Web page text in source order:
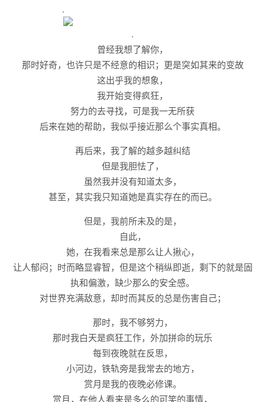
.
.
曾经我想了解你，
那时好奇，也许只是不经意的相识；更是突如其来的变故
这出乎我的想象，
我开始变得疯狂，
努力的去寻找，可是我一无所获
后来在她的帮助，我似乎接近那么个事实真相。
再后来，我了解的越多越纠结
但是我胆怯了，
虽然我并没有知道太多，
甚至，其实我只知道她是真实存在的而已。
但是，我前所未及的是，
自此，
她，在我看来总是那么让人揪心，
让人郁闷；时而略显睿智，但是这个稍纵即逝，剩下的就是固
执和偏激，缺少那么的安全感。
对世界充满敌意，却时而其反的总是伤害自己；
那时，我不够努力，
那时我白天是疯狂工作，外加拼命的玩乐
每到夜晚就在反思，
小河边，铁轨旁是我常去的地方，
赏月是我的夜晚必修课。
赏月，在他人看来是多么的可笑的事情，